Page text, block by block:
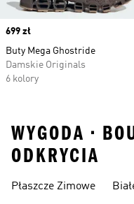
Price
699 zł
Buty Mega Ghostride
Damskie Originals
6 kolory
WYGODA •
ODKRYCIA
Płaszcze Zimowe